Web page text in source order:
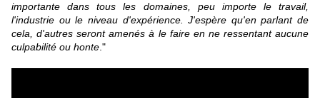
importante dans tous les domaines, peu importe le travail,
l'industrie ou le niveau d'expérience. J'espère qu'en parlant de
cela, d'autres seront amenés à le faire en ne ressentant aucune
culpabilité ou honte ."